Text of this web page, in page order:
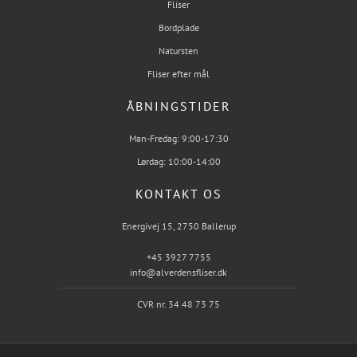
Fliser
Bordplade
Natursten
Fliser efter mål
ÅBNINGSTIDER
Man-Fredag: 9:00-17:30
Lørdag: 10:00-14:00
KONTAKT OS
Energivej 15, 2750 Ballerup
+45 3927 7755
info@alverdensfliser.dk
CVR nr. 34 48 73 75